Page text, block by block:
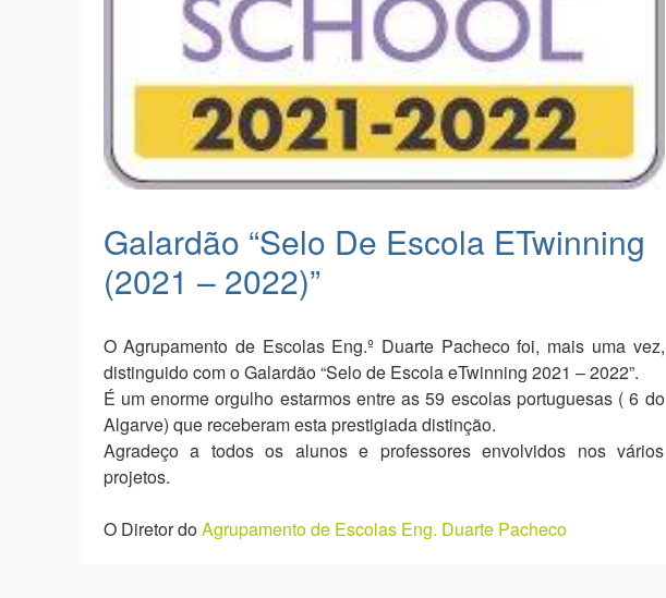
Galardão “Selo De Escola ETwinning
(2021 – 2022)”
O Agrupamento de Escolas Eng.º Duarte Pacheco foi, mais uma vez,
distinguido com o Galardão “Selo de Escola eTwinning 2021 – 2022”.
É um enorme orgulho estarmos entre as 59 escolas portuguesas ( 6 do
Algarve) que receberam esta prestigiada distinção.
Agradeço a todos os alunos e professores envolvidos nos vários
projetos.
O Diretor doAgrupamento de Escolas Eng. Duarte Pacheco